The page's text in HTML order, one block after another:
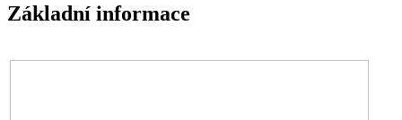
Základní informace